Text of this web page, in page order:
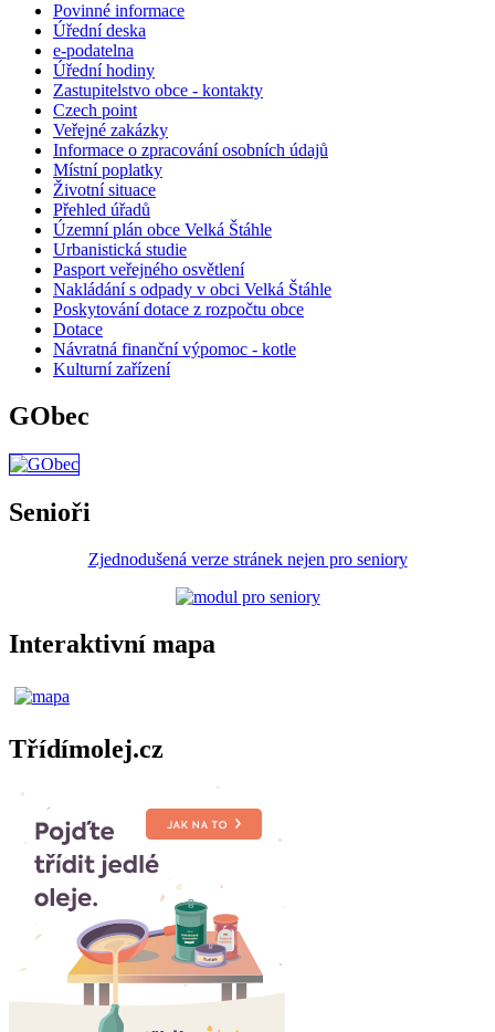
Povinné informace
Úřední deska
e-podatelna
Úřední hodiny
Zastupitelstvo obce - kontakty
Czech point
Veřejné zakázky
Informace o zpracování osobních údajů
Místní poplatky
Životní situace
Přehled úřadů
Územní plán obce Velká Štáhle
Urbanistická studie
Pasport veřejného osvětlení
Nakládání s odpady v obci Velká Štáhle
Poskytování dotace z rozpočtu obce
Dotace
Návratná finanční výpomoc - kotle
Kulturní zařízení
GObec
Senioři
Zjednodušená verze stránek nejen pro seniory
Interaktivní mapa
Třídímolej.cz